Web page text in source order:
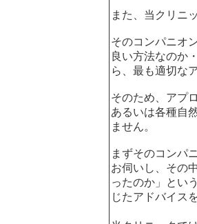
また、当クリニ
そのコンパニオ
良い方法なのか
ら、最も適切な
そのため、アプ
あるいは各種自
ません。
まずそのコンパ
お伺いし、その
ったのか」とい
じたアドバイス